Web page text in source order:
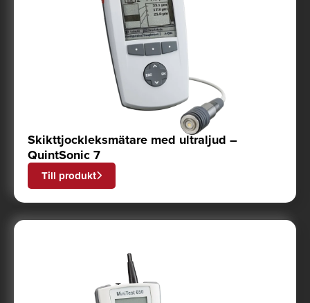
Skikttjockleksmätare med ultraljud –
QuintSonic 7
Till produkt